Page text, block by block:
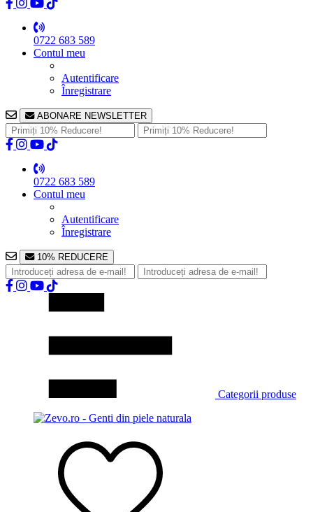
0722 683 589
Contul meu
Autentificare
Înregistrare
ABONARE NEWSLETTER
0722 683 589
Contul meu
Autentificare
Înregistrare
10% REDUCERE
Categorii produse